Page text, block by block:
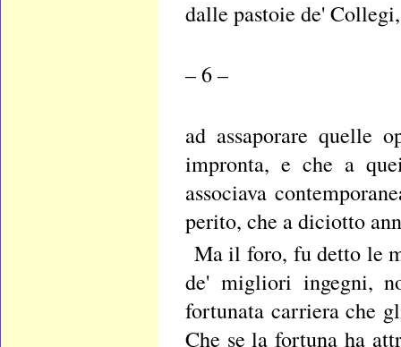
dalle pastoie de'
– 6 –
ad assaporare quelle
impronta, e che a
associava
perito, che a diciotto
Ma il foro, fu detto le
de' migliori ingegni,
fortunata carriera che
Che se la fortuna ha